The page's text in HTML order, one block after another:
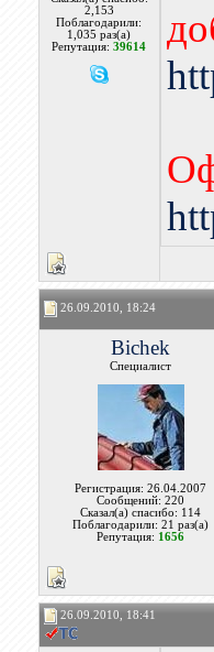
2,153
Поблагодарили:
1,035 раз(а)
Репутация:39614
26.09.2010, 18:24
Bichek
Специалист
Регистрация: 26.04.2007
Сообщений: 220
Сказал(а) спасибо: 114
Поблагодарили: 21 раз(а)
Репутация: 1656
26.09.2010, 18:41